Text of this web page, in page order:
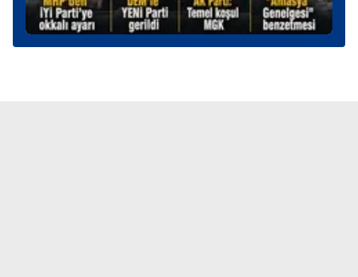
kullanılmaktadır. Bu çerezler vasıtasıyla çeşitli kişisel
verileriniz işlenmekte olup gerekli olan çerezler bilgi
toplumu hizmetlerinin sunulması amacıyla